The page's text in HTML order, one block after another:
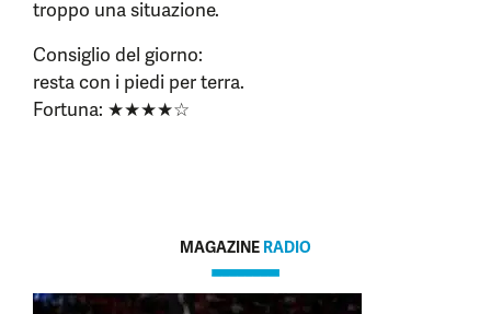
troppo una situazione.
Consiglio del giorno:
resta con i piedi per terra.
Fortuna: ★★★★☆
MAGAZINE RADIO